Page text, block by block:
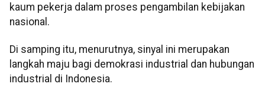
kaum pekerja dalam proses pengambilan kebijakan
nasional.
Di samping itu, menurutnya, sinyal ini merupakan
langkah maju bagi demokrasi industrial dan hubungan
industrial di Indonesia.